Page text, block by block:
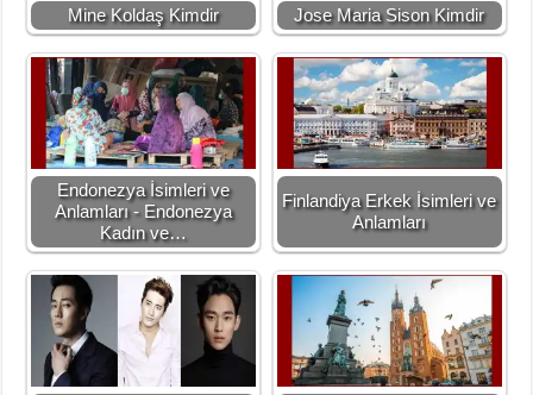
Mine Koldaş Kimdir Jose Maria Sison Kimdir
Endonezya İsimleri ve
Anlamları - Endonezya
Kadın ve…
Finlandiya Erkek İsimleri ve
Anlamları